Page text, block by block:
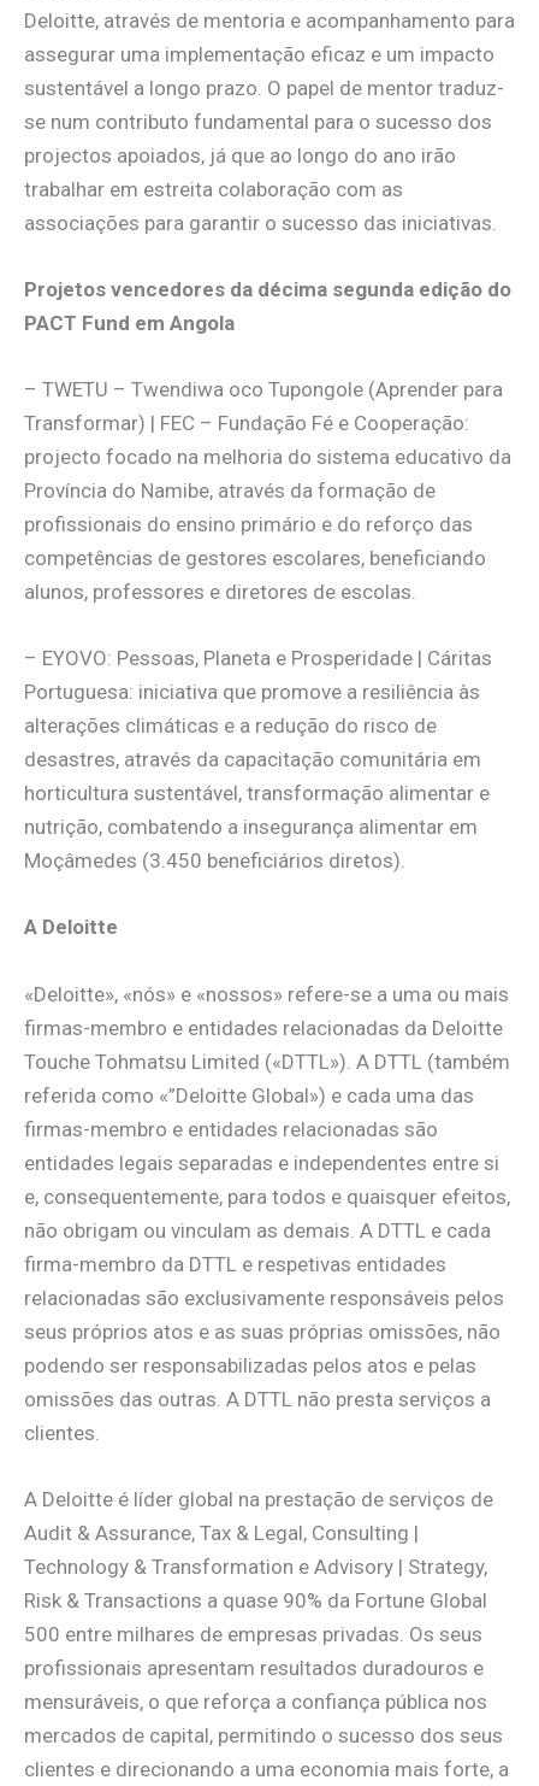
Deloitte, através de mentoria e acompanhamento para
assegurar uma implementação eficaz e um impacto
sustentável a longo prazo. O papel de mentor traduz-
se num contributo fundamental para o sucesso dos
projectos apoiados, já que ao longo do ano irão
trabalhar em estreita colaboração com as
associações para garantir o sucesso das iniciativas.
Projetos vencedores da décima segunda edição do
PACT Fund em Angola
– TWETU – Twendiwa oco Tupongole (Aprender para
Transformar) | FEC – Fundação Fé e Cooperação:
projecto focado na melhoria do sistema educativo da
Província do Namibe, através da formação de
profissionais do ensino primário e do reforço das
competências de gestores escolares, beneficiando
alunos, professores e diretores de escolas.
– EYOVO: Pessoas, Planeta e Prosperidade | Cáritas
Portuguesa: iniciativa que promove a resiliência às
alterações climáticas e a redução do risco de
desastres, através da capacitação comunitária em
horticultura sustentável, transformação alimentar e
nutrição, combatendo a insegurança alimentar em
Moçâmedes (3.450 beneficiários diretos).
A Deloitte
«Deloitte», «nós» e «nossos» refere-se a uma ou mais
firmas-membro e entidades relacionadas da Deloitte
Touche Tohmatsu Limited («DTTL»). A DTTL (também
referida como «”Deloitte Global») e cada uma das
firmas-membro e entidades relacionadas são
entidades legais separadas e independentes entre si
e, consequentemente, para todos e quaisquer efeitos,
não obrigam ou vinculam as demais. A DTTL e cada
firma-membro da DTTL e respetivas entidades
relacionadas são exclusivamente responsáveis pelos
seus próprios atos e as suas próprias omissões, não
podendo ser responsabilizadas pelos atos e pelas
omissões das outras. A DTTL não presta serviços a
clientes.
A Deloitte é líder global na prestação de serviços de
Audit & Assurance, Tax & Legal, Consulting |
Technology & Transformation e Advisory | Strategy,
Risk & Transactions a quase 90% da Fortune Global
500 entre milhares de empresas privadas. Os seus
profissionais apresentam resultados duradouros e
mensuráveis, o que reforça a confiança pública nos
mercados de capital, permitindo o sucesso dos seus
clientes e direcionando a uma economia mais forte, a